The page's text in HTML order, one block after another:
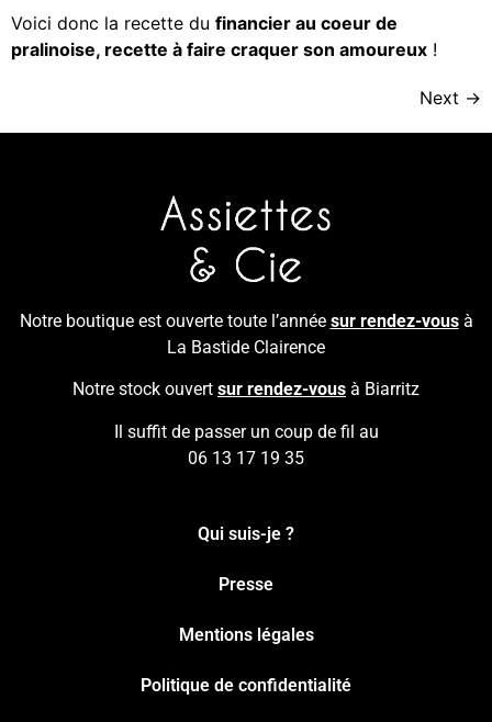
Voici donc la recette du financier au coeur de
pralinoise, recette à faire craquer son amoureux !
Next →
Notre boutique est ouverte toute l’année sur rendez-vousà
La Bastide Clairence
Notre stock ouvert sur rendez-vous à Biarritz
Il suffit de passer un coup de fil au
06 13 17 19 35
Qui suis-je ?
Presse
Mentions légales
Politique de confidentialité